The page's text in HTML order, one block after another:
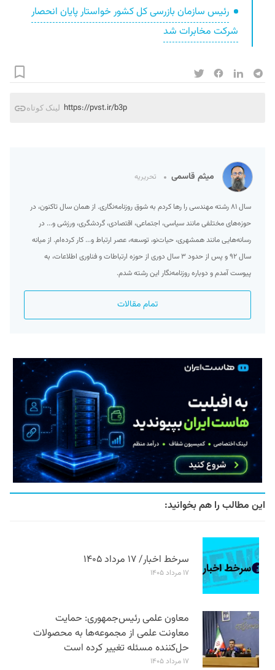
رئیس سازمان بازرسی کل کشور خواستار پایان انحصار
شرکت مخابرات شد
لینک کوتاه https://pvst.ir/b3p
میثم قاسمی تحریریه
سال ۸۱ رشته مهندسی را رها کردم به شوق روزنامه‌نگاری. از همان سال تاکنون، در
حوزه‌های مختلفی مانند سیاسی، اجتماعی، اقتصادی، گردشگری، ورزشی و... در
رسانه‌هایی مانند همشهری، حیات‌نو، توسعه، عصر ارتباط و... کار کرده‌ام. از میانه
سال ۹۲ و پس از حدود ۳ سال دوری از حوزه ارتباطات و فناوری اطلاعات، به
پیوست آمدم و دوباره روزنامه‌نگار این رشته شدم.
تمام مقالات
این مطالب را هم بخوانید:
سرخط اخبار/ ۱۷ مرداد ۱۴۰۵
۱۷ مرداد ۱۴۰۵
معاون علمی رئیس‌جمهوری: حمایت
معاونت علمی از مجموعه‌ها به محصولات
حل‌کننده مسئله تغییر کرده است
۱۷ مرداد ۱۴۰۵